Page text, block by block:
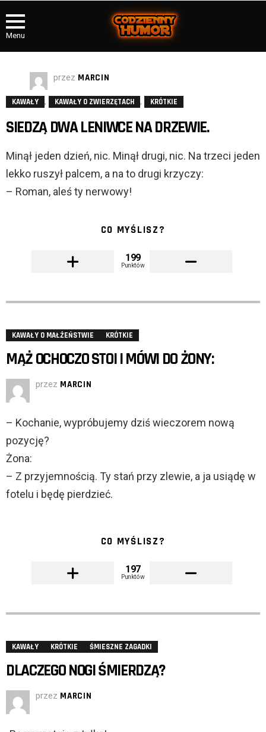
Menu
przez MARCIN
KAWAŁY , KAWAŁY O ZWIERZĘTACH , KRÓTKIE
SIEDZĄ DWA LENIWCE NA DRZEWIE.
Minął jeden dzień, nic. Minął drugi, nic. Na trzeci jeden
lekko ruszył palcem, a na to drugi krzyczy:
– Roman, aleś ty nerwowy!
CO MYŚLISZ?
199
Punktów
KAWAŁY O MAŁŻEŃSTWIE KRÓTKIE
MĄŻ OCHOCZO STOI I MÓWI DO ŻONY:
przez MARCIN
– Kochanie, wypróbujemy dziś wieczorem nową
pozycję?
Żona:
– Z przyjemnością. Ty stań przy zlewie, a ja usiądę w
fotelu i będę pierdzieć.
CO MYŚLISZ?
197
Punktów
KAWAŁY KRÓTKIE ŚMIESZNE ZAGADKI
DLACZEGO NOGI ŚMIERDZĄ?
przez MARCIN